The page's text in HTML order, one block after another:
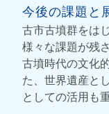
今後の課題と
古市古墳群をは
様々な課題が残
古墳時代の文化
た、世界遺産と
としての活用も